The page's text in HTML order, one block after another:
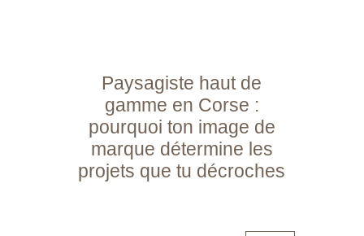
Paysagiste haut de
gamme en Corse :
pourquoi ton image de
marque détermine les
projets que tu décroches